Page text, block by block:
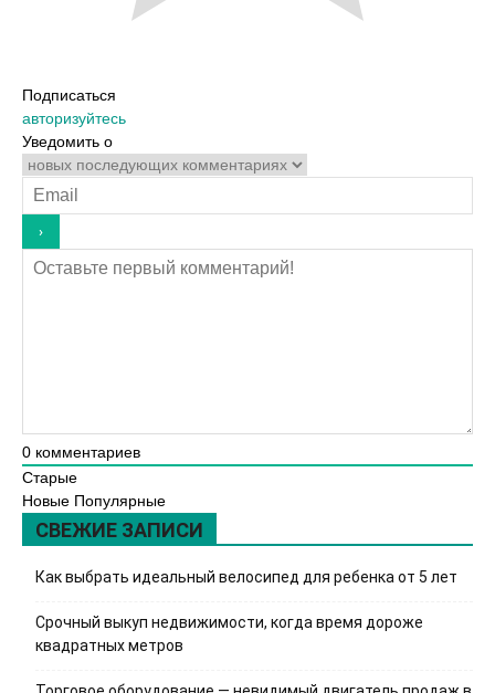
Подписаться
авторизуйтесь
Уведомить о
0 комментариев
Старые
Новые Популярные
СВЕЖИЕ ЗАПИСИ
Как выбрать идеальный велосипед для ребенка от 5 лет
Срочный выкуп недвижимости, когда время дороже
квадратных метров